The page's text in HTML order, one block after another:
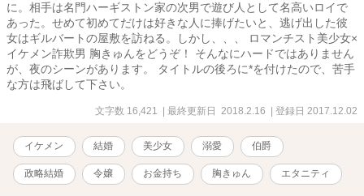
に。相手は名門ハーギストン家の次男で遊び人として名高いロイで
あった。せめて初めてだけは好きな人に捧げたいと、逃げ出した彼
女はギルバートの屋敷を訪ねる。しかし、、、 ロマンチスト美少女×
イケメン詐欺男 胸きゅんをどうぞ！ そんなにハードではありません
が、夜のシーンがあります。 タイトルの後ろに*を付けたので、苦手
な方は飛ばして下さい。
文字数 16,421 | 最終更新日 2018.2.16 | 登録日 2017.12.02
イケメン 結婚 美少女 溺愛 伯爵
政略結婚 令嬢 お金持ち 胸きゅん エタニティ